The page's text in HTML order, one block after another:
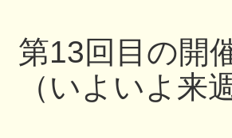
第13回目の開
（いよいよ来